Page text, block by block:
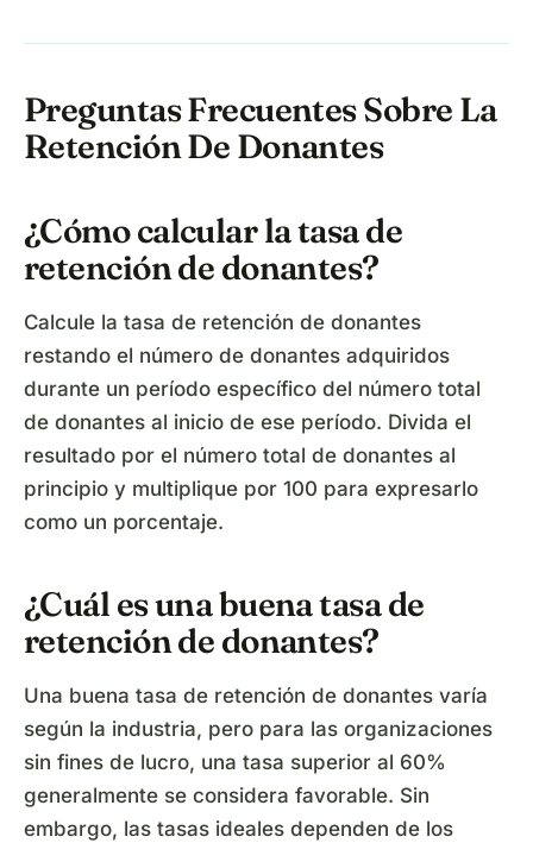
Preguntas Frecuentes Sobre La
Retención De Donantes
¿Cómo calcular la tasa de
retención de donantes?
Calcule la tasa de retención de donantes
restando el número de donantes adquiridos
durante un período específico del número total
de donantes al inicio de ese período. Divida el
resultado por el número total de donantes al
principio y multiplique por 100 para expresarlo
como un porcentaje.
¿Cuál es una buena tasa de
retención de donantes?
Una buena tasa de retención de donantes varía
según la industria, pero para las organizaciones
sin fines de lucro, una tasa superior al 60%
generalmente se considera favorable. Sin
embargo, las tasas ideales dependen de los